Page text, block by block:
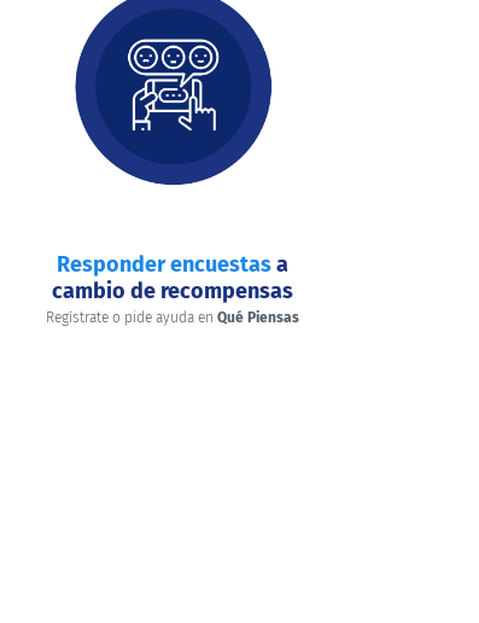
Responder encuestasa
cambio de recompensas
Regístrate o pide ayuda en Qué Piensas